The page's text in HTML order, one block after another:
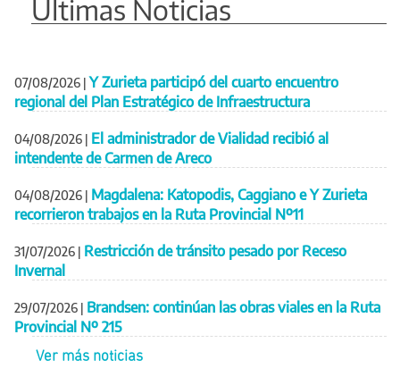
Últimas Noticias
07/08/2026 | Y Zurieta participó del cuarto encuentro
regional del Plan Estratégico de Infraestructura
04/08/2026 | El administrador de Vialidad recibió al
intendente de Carmen de Areco
04/08/2026 | Magdalena: Katopodis, Caggiano e Y Zurieta
recorrieron trabajos en la Ruta Provincial Nº11
31/07/2026 | Restricción de tránsito pesado por Receso
Invernal
29/07/2026 | Brandsen: continúan las obras viales en la Ruta
Provincial Nº 215
Ver más noticias